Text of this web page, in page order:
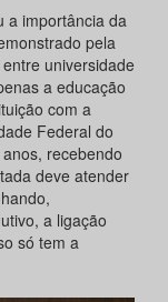
a importância da
pela
universidade
a educação
com a
Federal do
recebendo
deve atender
a ligação
só tem a